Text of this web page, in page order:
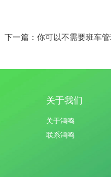
关于我们
关于鸿鸣
联系鸿鸣